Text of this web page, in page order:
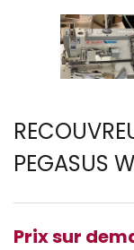
PEGASUS
Prix sur